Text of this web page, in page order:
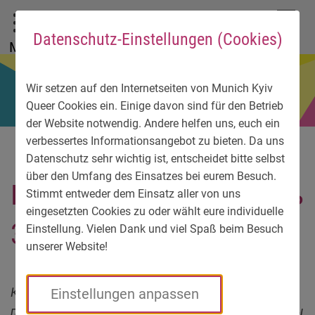
Datenschutz-Einstellungen (Cookies)
Wir setzen auf den Internetseiten von Munich Kyiv
Queer Cookies ein. Einige davon sind für den Betrieb
der Website notwendig. Andere helfen uns, euch ein
verbessertes Informationsangebot zu bieten. Da uns
Datenschutz sehr wichtig ist, entscheidet bitte selbst
über den Umfang des Einsatzes bei eurem Besuch.
Stimmt entweder dem Einsatz aller von uns
eingesetzten Cookies zu oder wählt eure individuelle
Einstellung. Vielen Dank und viel Spaß beim Besuch
unserer Website!
Einstellungen anpassen
До головного меню
Zum Sprachmenü
Zur Suche
Перейти до вмісту
Zu den Service-Informationen
Menü
КиївПрайд 2019 – День
3: Встреча с «ТЕРГО»
Каждый год на киевский прайд из города-
побратима Мюнхена отправляется делегация. Мы